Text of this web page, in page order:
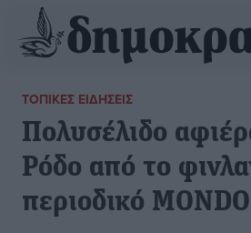
ΤΟΠΙΚΈΣ ΕΙΔΉΣΕΙΣ
Πολυσέλιδο
Ρόδο από το
περιοδικό MONDO